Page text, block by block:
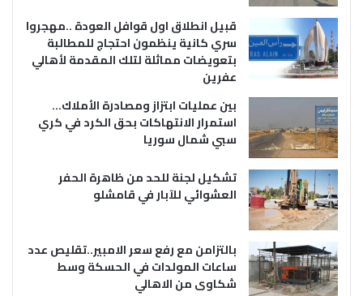
قبيل انطلاق اول قوافل العودة ..مهجروا
سري كانية ينظمون احتجاج للمطالبة
بتعويضات مماثلة لتلك المقدمة لأهالي
عفرين
بين عمليات ابتزاز ومصادرة الأملاك…
استمرار الانتهاكات بحق الكرد في كري
سبي شمال سوريا
تشكيل لجنة للحد من ظاهرة الحفر
العشوائي للآبار في قامشلو
بالتزامن مع رفع سعر الامبير..تقليص عدد
ساعات المولدات في الحسكة وسط
شكاوى من الاهالي